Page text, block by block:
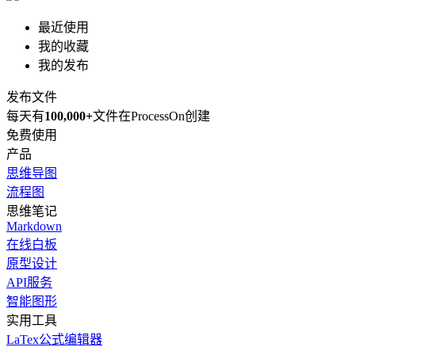
最近使用
我的收藏
我的发布
发布文件
每天有100,000+文件在ProcessOn创建
免费使用
产品
思维导图
流程图
思维笔记
Markdown
在线白板
原型设计
API服务
智能图形
实用工具
LaTex公式编辑器